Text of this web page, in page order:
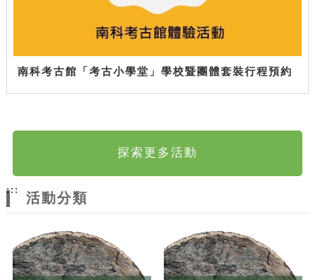
南科考古館「考古小學堂」學校暨團體套裝行程預約
探索更多活動
:::
活動分類